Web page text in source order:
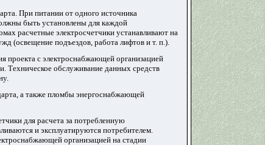
При питании от одного источника
быть установлены для каждой
расчетные электросчетчики устанавливают на
(освещение подъездов, работа лифтов и т. п.).
проекта с электроснабжающей организацией
Техническое обслуживание данных средств
а также пломбы энергоснабжающей
для расчета за потребленную
и эксплуатируются потребителем.
организацией на стадии